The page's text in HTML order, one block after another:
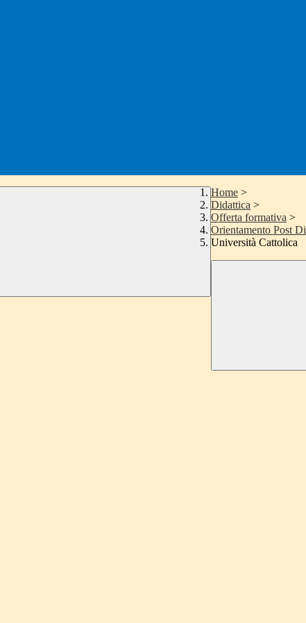
Home >
Didattica >
Offerta formativa >
Orientamento Post
Università Cattolica